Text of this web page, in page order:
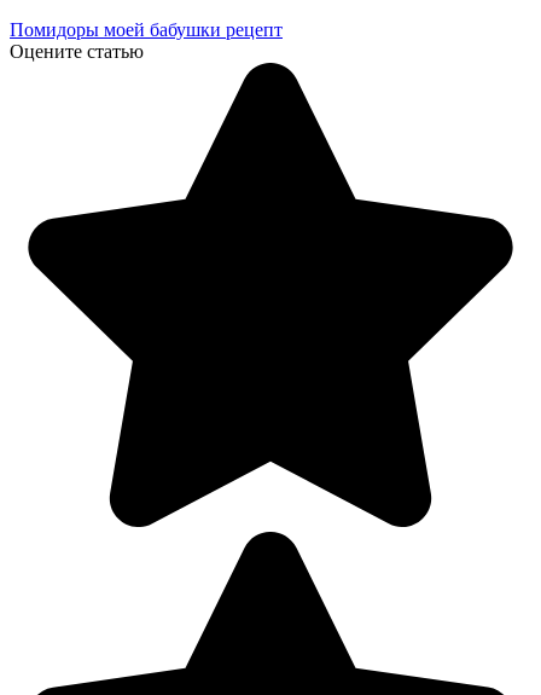
Помидоры моей бабушки рецепт
Оцените статью